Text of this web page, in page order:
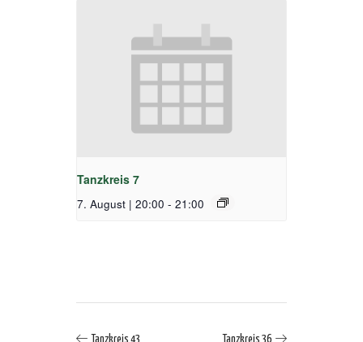
Tanzkreis 7
7. August | 20:00 - 21:00
Tanzkreis 43 Tanzkreis 36